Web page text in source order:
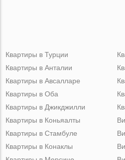
Квартиры в Турции
Квартиры в Анталии
Квартиры в Авсалларе
Квартиры в Оба
Квартиры в Джикджилли
Квартиры в Коньяалты
Квартиры в Стамбуле
Квартиры в Конаклы